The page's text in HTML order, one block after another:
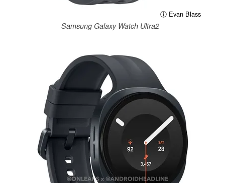
ⓘ Evan Blass
Samsung Galaxy Watch Ultra2